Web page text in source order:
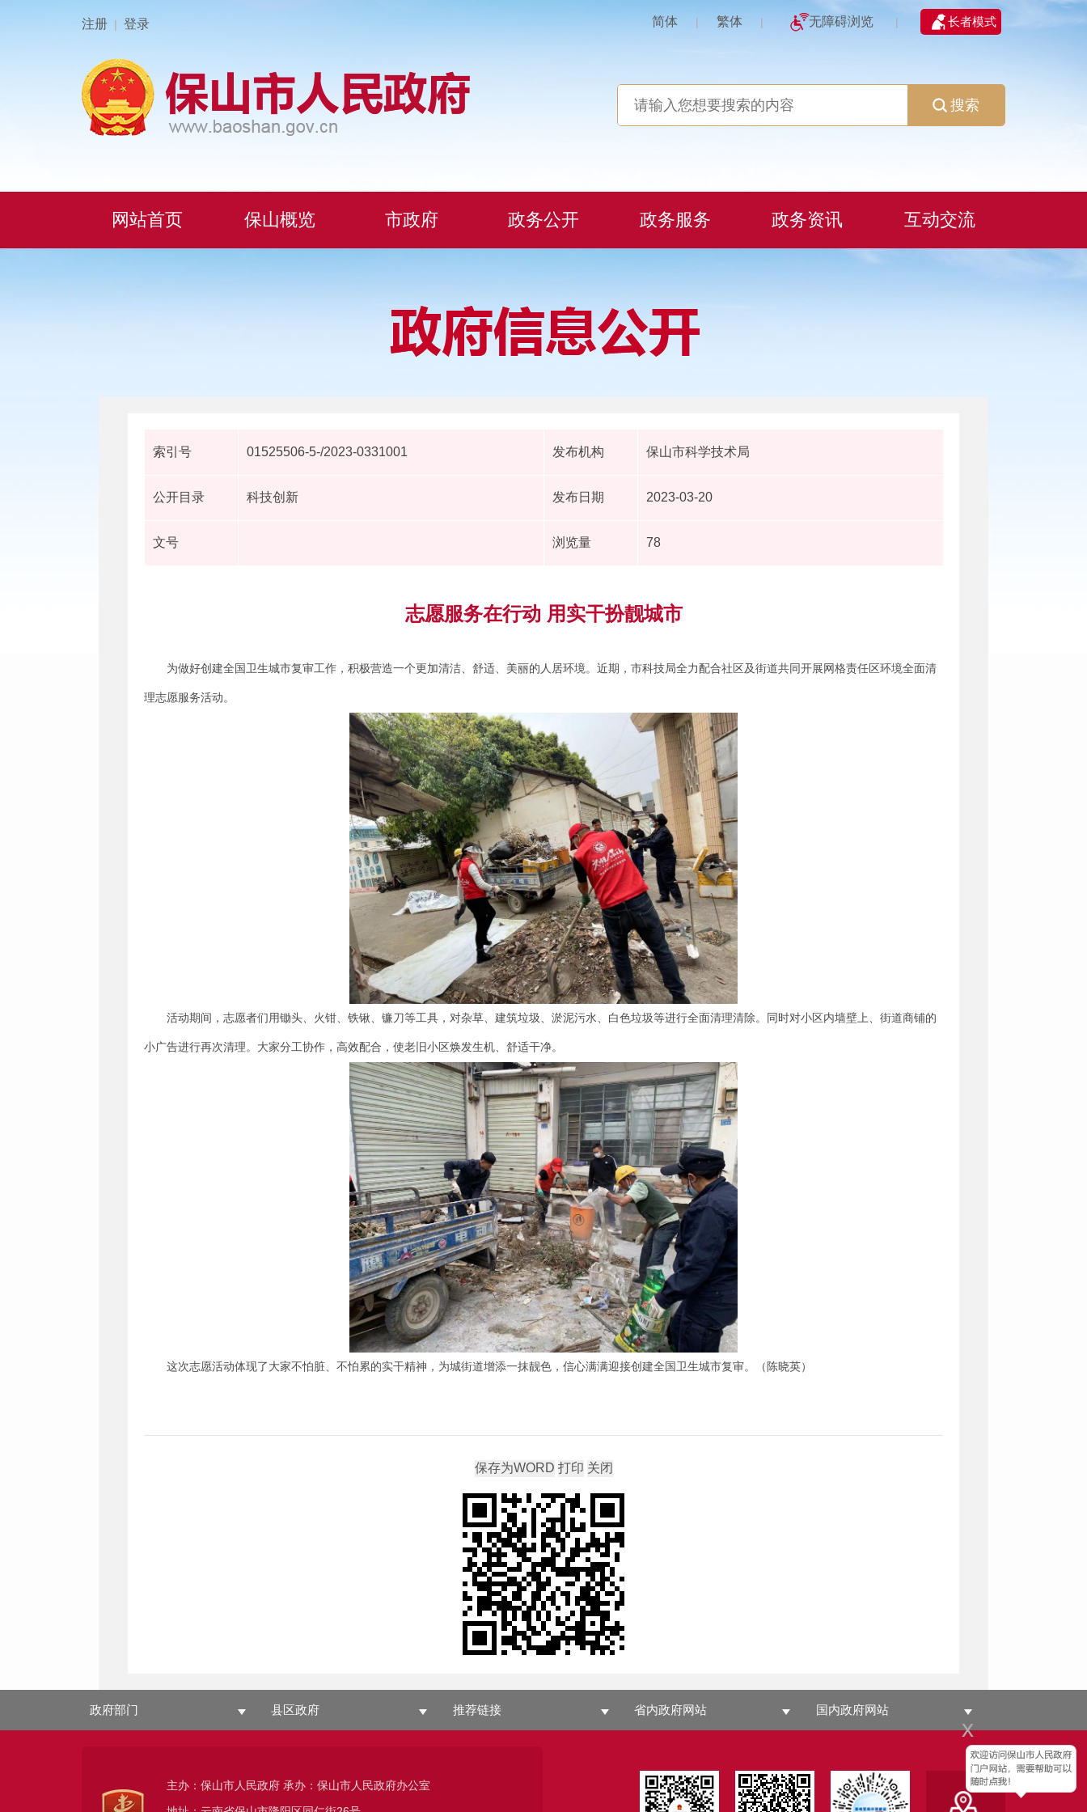
注册 | 登录 简体 | 繁体 | 无障碍浏览 | 长者模式
x
搜索
网站首页 保山概览 市政府 政务公开 政务服务 政务资讯 互动交流
索引号 01525506-5-/2023-0331001 发布机构 保山市科学技术局
公开目录 科技创新 发布日期 2023-03-20
文号 浏览量 78
志愿服务在行动 用实干扮靓城市
为做好创建全国卫生城市复审工作，积极营造一个更加清洁、舒适、美丽的人居环境。近期，市科技局全力配合社区及街道共同开展网格责任区环境全面清
理志愿服务活动。
活动期间，志愿者们用锄头、火钳、铁锹、镰刀等工具，对杂草、建筑垃圾、淤泥污水、白色垃圾等进行全面清理清除。同时对小区内墙壁上、街道商铺的
小广告进行再次清理。大家分工协作，高效配合，使老旧小区焕发生机、舒适干净。
这次志愿活动体现了大家不怕脏、不怕累的实干精神，为城街道增添一抹靓色，信心满满迎接创建全国卫生城市复审。（陈晓英）
政府部门 县区政府 推荐链接 省内政府网站 国内政府网站
主办：保山市人民政府 承办：保山市人民政府办公室